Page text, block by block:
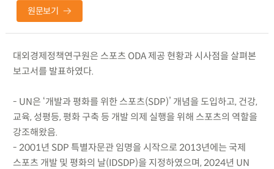
원문보기
대외경제정책연구원은 스포츠 ODA 제공 현황과 시사점을 살펴본
보고서를 발표하였다.
- UN은 ‘개발과 평화를 위한 스포츠(SDP)’ 개념을 도입하고, 건강,
교육, 성평등, 평화 구축 등 개발 의제 실행을 위해 스포츠의 역할을
강조해왔음.
- 2001년 SDP 특별자문관 임명을 시작으로 2013년에는 국제
스포츠 개발 및 평화의 날(IDSDP)을 지정하였으며, 2024년 UN